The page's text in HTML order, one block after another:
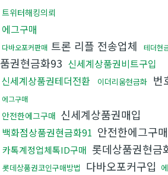
트위터해킹의뢰
에그구매
다바오포커판매 트론 리플 전송업체 테더현
품권현금화93 신세계상품권비트구입
신세계상품권테더전환
이더리움현금화 번
에그구매
안전한에그구매 신세계상품권매입
백화점상품권현금화91 안전한에그구매
카톡계정업체톡ID구매 롯데상품권현금
롯데상품권코인구매방법 다바오포커구입